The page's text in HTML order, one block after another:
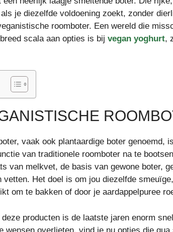
je diezelfde voldoening zoekt, zonder
roomboter. Een wereld die
scala aan opties is bij vegan yoghurt,
vaak ook plantaardige boter genoemd,
van traditionele roomboter na te
van melkvet, de basis van gewone boter,
vetten. Het doel is om jou diezelfde
om te bakken of door je aardappelpuree
producten is de laatste jaren enorm